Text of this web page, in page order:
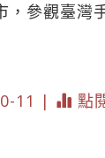
，參觀臺灣
11 | 點